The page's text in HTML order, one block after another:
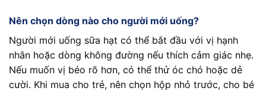
Nên chọn dòng nào cho người mới uống?
Người mới uống sữa hạt có thể bắt đầu với vị hạnh
nhân hoặc dòng không đường nếu thích cảm giác nhẹ.
Nếu muốn vị béo rõ hơn, có thể thử óc chó hoặc dẻ
cười. Khi mua cho trẻ, nên chọn hộp nhỏ trước, cho bé